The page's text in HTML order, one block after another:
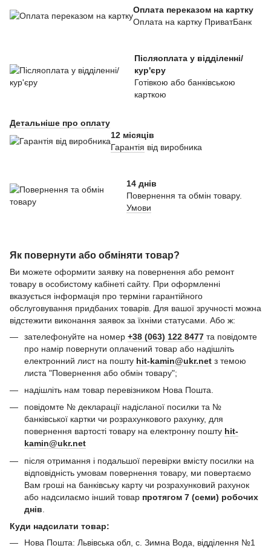
Оплата переказом на картку
Оплата на картку ПриватБанк
Післяоплата у відділенні/
кур'єру
Готівкою або банківською
карткою
Детальніше про оплату
12 місяців
Гарантія від виробника
14 днів
Повернення та обмін товару.
Умови
Як повернути або обміняти товар?
Ви можете оформити заявку на повернення або ремонт
товару в особистому кабінеті сайту. При оформленні
вказується інформація про терміни гарантійного
обслуговування придбаних товарів. Для вашої зручності можна
відстежити виконання заявок за їхніми статусами. Або ж:
зателефонуйте на номер +38 (063) 122 8477 та повідомте
про намір повернути оплачений товар або надішліть
електронний лист на пошту hit-kamin@ukr.net з темою
листа "Повернення або обмін товару";
надішліть нам товар перевізником Нова Пошта.
повідомте № декларації надісланої посилки та №
банківської картки чи розрахункового рахунку, для
повернення вартості товару на електронну пошту hit-
kamin@ukr.net
після отримання і подальшої перевірки вмісту посилки на
відповідність умовам повернення товару, ми повертаємо
Вам гроші на банківську карту чи розрахунковий рахунок
або надсилаємо інший товар протягом 7 (семи) робочих
днів
Куди надсилати товар:
Нова Пошта: Львівська обл, с. Зимна Вода, відділення №1